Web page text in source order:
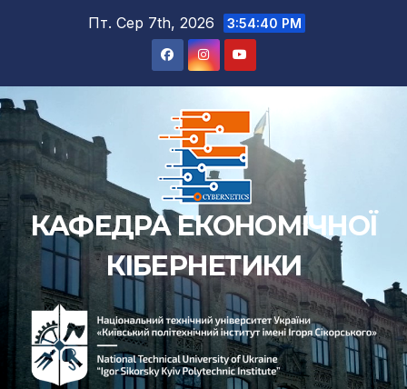
Пт. Сер 7th, 2026 3:54:41 PM
КАФЕДРА ЕКОНОМІЧНОЇ
КІБЕРНЕТИКИ